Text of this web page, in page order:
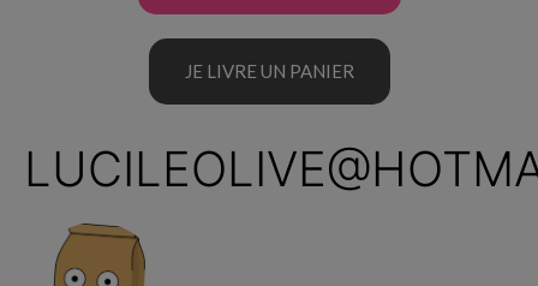
JE LIVRE UN PANIER